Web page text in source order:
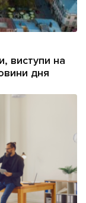
виступи на
дня